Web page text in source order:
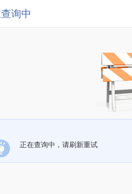
询中
正在查询中，请刷新重试